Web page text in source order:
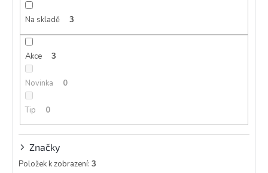
Na skladě 3
Akce 3
Novinka 0
Tip 0
Značky
Položek k zobrazení: 3